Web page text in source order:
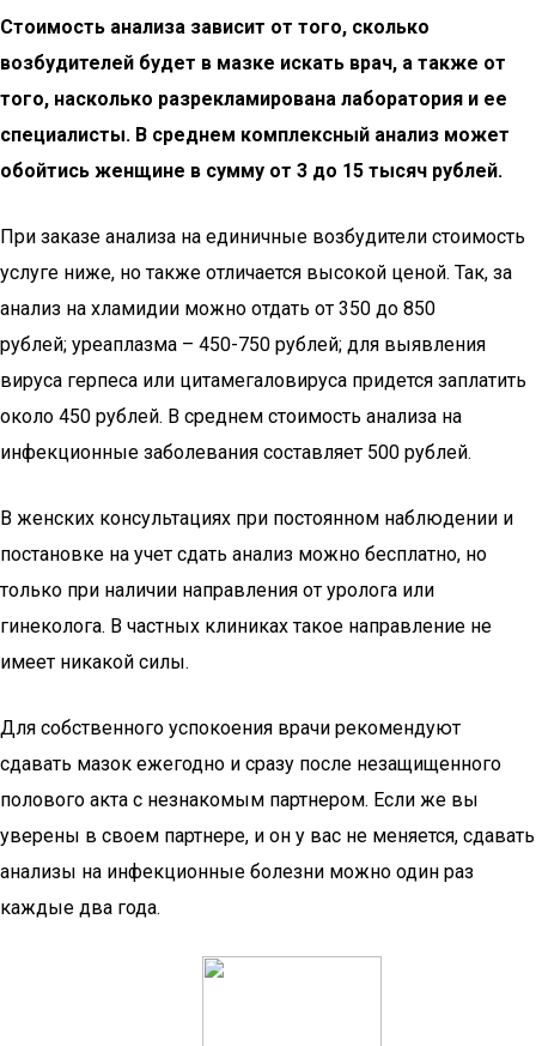
Стоимость анализа зависит от того, сколько
возбудителей будет в мазке искать врач, а также от
того, насколько разрекламирована лаборатория и ее
специалисты. В среднем комплексный анализ может
обойтись женщине в сумму от 3 до 15 тысяч рублей.
При заказе анализа на единичные возбудители стоимость
услуге ниже, но также отличается высокой ценой. Так, за
анализ на хламидии можно отдать от 350 до 850
рублей; уреаплазма – 450-750 рублей; для выявления
вируса герпеса или цитамегаловируса придется заплатить
около 450 рублей. В среднем стоимость анализа на
инфекционные заболевания составляет 500 рублей.
В женских консультациях при постоянном наблюдении и
постановке на учет сдать анализ можно бесплатно, но
только при наличии направления от уролога или
гинеколога. В частных клиниках такое направление не
имеет никакой силы.
Для собственного успокоения врачи рекомендуют
сдавать мазок ежегодно и сразу после незащищенного
полового акта с незнакомым партнером. Если же вы
уверены в своем партнере, и он у вас не меняется, сдавать
анализы на инфекционные болезни можно один раз
каждые два года.